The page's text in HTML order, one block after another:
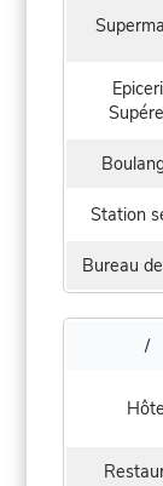
Station
Bureau
/